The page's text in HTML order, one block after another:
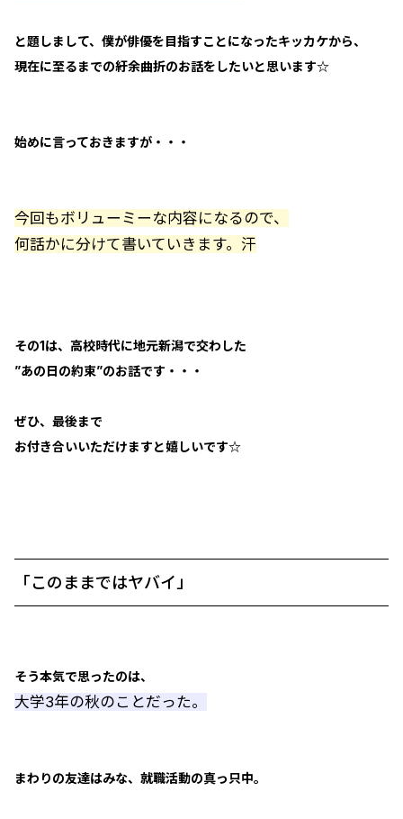
と題しまして、僕が俳優を目指すことになったキッカケから、
現在に至るまでの紆余曲折のお話をしたいと思います☆
始めに言っておきますが・・・
今回もボリューミーな内容になるので、
何話かに分けて書いていきます。汗
その1は、高校時代に地元新潟で交わした
”あの日の約束”のお話です・・・
ぜひ、最後まで
お付き合いいただけますと嬉しいです☆
「このままではヤバイ」
そう本気で思ったのは、
大学3年の秋のことだった。
まわりの友達はみな、就職活動の真っ只中。